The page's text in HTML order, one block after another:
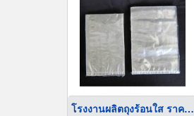
โรงงานผลิตถุงร้อนใส ราคาส่ง